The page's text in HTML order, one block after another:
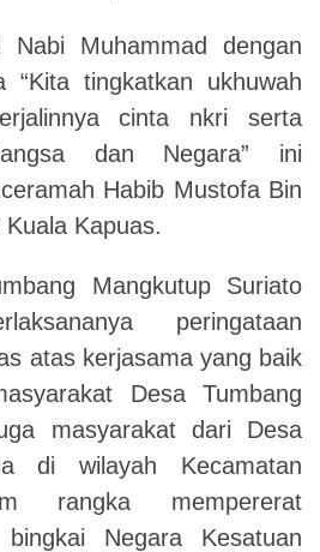
Nabi Muhammad dengan
“Kita tingkatkan ukhuwah
cinta nkri serta
dan Negara” ini
Habib Mustofa Bin
Kapuas.
Mangkutup Suriato
peringataan
atas kerjasama yang baik
Desa Tumbang
masyarakat dari Desa
di wilayah Kecamatan
rangka mempererat
Negara Kesatuan